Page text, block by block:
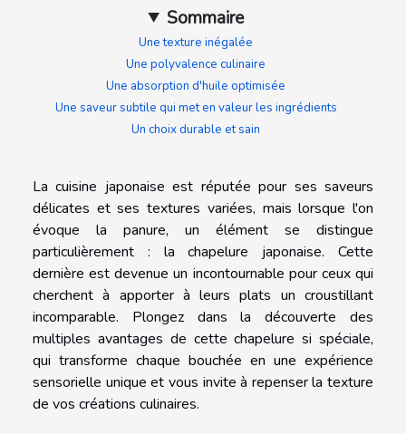
Sommaire
Une texture inégalée
Une polyvalence culinaire
Une absorption d'huile optimisée
Une saveur subtile qui met en valeur les ingrédients
Un choix durable et sain
La cuisine japonaise est réputée pour ses saveurs
délicates et ses textures variées, mais lorsque l'on
évoque la panure, un élément se distingue
particulièrement : la chapelure japonaise. Cette
dernière est devenue un incontournable pour ceux qui
cherchent à apporter à leurs plats un croustillant
incomparable. Plongez dans la découverte des
multiples avantages de cette chapelure si spéciale,
qui transforme chaque bouchée en une expérience
sensorielle unique et vous invite à repenser la texture
de vos créations culinaires.